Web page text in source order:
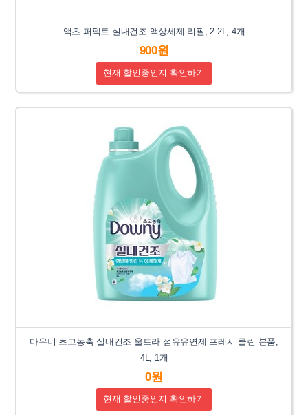
액츠 퍼펙트 실내건조 액상세제 리필, 2.2L, 4개
900원
현재 할인중인지 확인하기
다우니 초고농축 실내건조 울트라 섬유유연제 프레시 클린 본품,
4L, 1개
0원
현재 할인중인지 확인하기